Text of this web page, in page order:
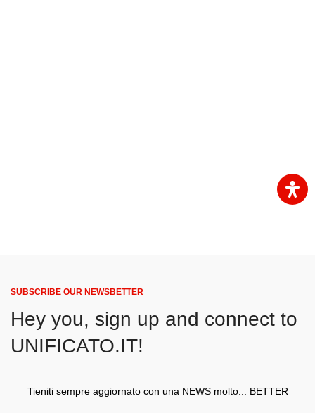
SUBSCRIBE OUR NEWSBETTER
Hey you, sign up and connect to
UNIFICATO.IT!
Tieniti sempre aggiornato con una NEWS molto... BETTER